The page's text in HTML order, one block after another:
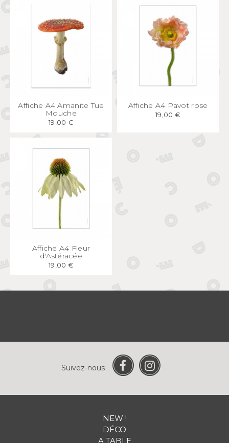
APERÇU RAPIDE
Affiche A4 Amanite Tue
Mouche
19,00 €
APERÇU RAPIDE
Affiche A4 Pavot rose
19,00 €
APERÇUAffiche A4 Fleur
d'Astéracée
19,00 €
Suivez-nous
NEW !
DÉCO
A TABLE